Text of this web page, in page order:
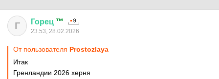
Г Горец ™
23:53, 28.02.2026
От пользователя Prostozlaya
Итак
Гренландии 2026 херня